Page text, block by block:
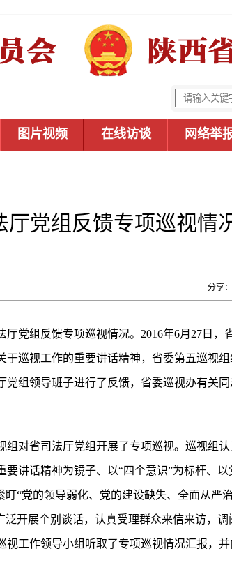
图片视频 在线访谈 网络举
党组反馈专项巡视情
分享：
党组反馈专项巡视情况。2016年6月27日，
巡视工作的重要讲话精神，省委第五巡视
组领导班子进行了反馈，省委巡视办有关
组对省司法厅党组开展了专项巡视。巡视组
讲话精神为镜子、以“四个意识”为标杆、以
“党的领导弱化、党的建设缺失、全面从严
开展个别谈话，认真受理群众来信来访，
工作领导小组听取了专项巡视情况汇报，并